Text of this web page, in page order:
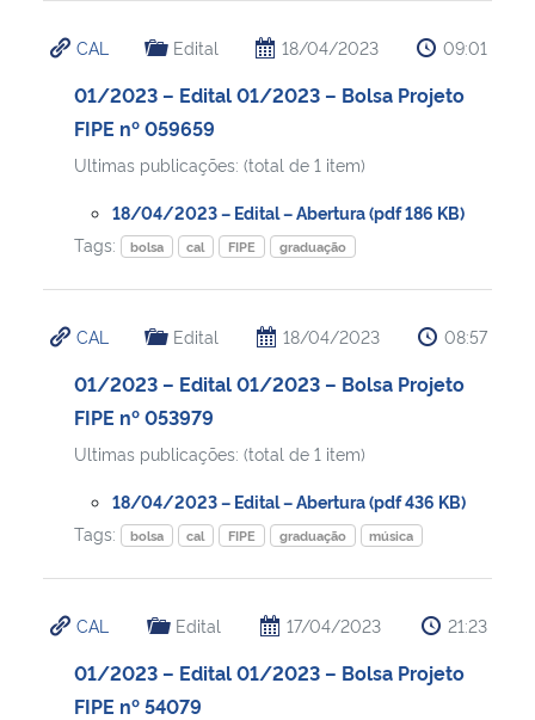
Secretaria-Geral
Secretaria de Governo
Gabinete de Segurança Institucional
Banco Central do Brasil
CAL Edital 18/04/2023 09:01
01/2023 – Edital 01/2023 – Bolsa Projeto
FIPE nº 059659
Ultimas publicações: (total de 1 item)
18/04/2023 – Edital – Abertura (pdf 186 KB)
Tags:
bolsa cal FIPE graduação
CAL Edital 18/04/2023 08:57
01/2023 – Edital 01/2023 – Bolsa Projeto
FIPE nº 053979
Ultimas publicações: (total de 1 item)
18/04/2023 – Edital – Abertura (pdf 436 KB)
Tags:
bolsa cal FIPE graduação música
CAL Edital 17/04/2023 21:23
01/2023 – Edital 01/2023 – Bolsa Projeto
FIPE nº 54079